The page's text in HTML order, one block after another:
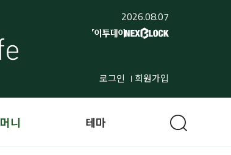
2026.08.07
로그인 회원가입
머니 테마